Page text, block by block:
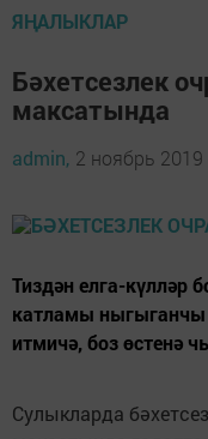
ЯҢАЛЫКЛАР
Бәхетсезлек
максатында
admin, 2 ноябрь 2019
Тиздән елга-күлләр
катламы ныгыганчы
итмичә, боз өстенә
Сулыкларда